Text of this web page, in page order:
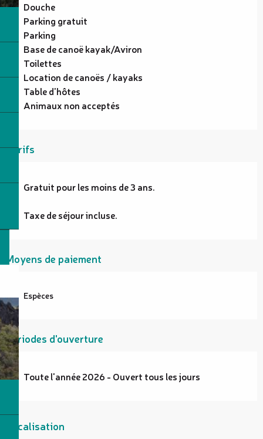
Douche
Parking gratuit
Parking
Base de canoë kayak/Aviron
Toilettes
Location de canoës / kayaks
Table d'hôtes
Animaux non acceptés
Tarifs
Gratuit pour les moins de 3 ans.
Taxe de séjour incluse.
Moyens de paiement
Espèces
Périodes d'ouverture
Toute l'année 2026 - Ouvert tous les jours
Localisation